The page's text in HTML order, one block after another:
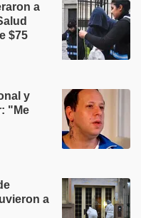
a
$75
y
"Me
a